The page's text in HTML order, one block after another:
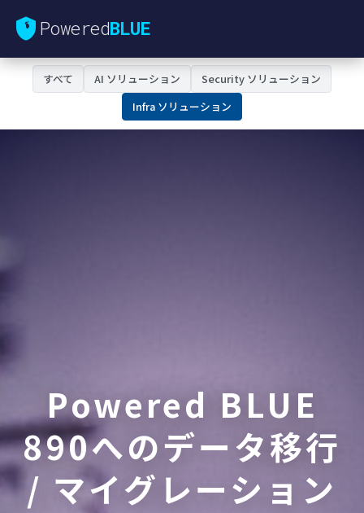
PoweredBLUE
すべて AI ソリューション
Security ソリューション
Infra ソリューション
Powered BLUE
890へのデータ移行
/ マイグレーション